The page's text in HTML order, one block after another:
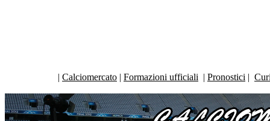
| Calciomercato | Formazioni ufficiali | Pronostici |